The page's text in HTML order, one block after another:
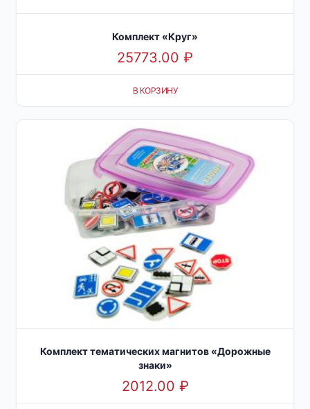
Комплект «Круг»
25773.00 ₽
В КОРЗИНУ
Комплект тематических магнитов «Дорожные
знаки»
2012.00 ₽